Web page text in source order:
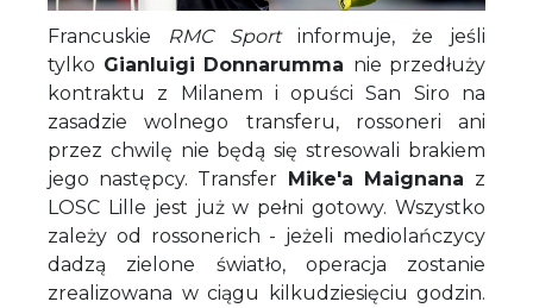
Francuskie RMC Sport informuje, że jeśli
tylko Gianluigi Donnarumma nie przedłuży
kontraktu z Milanem i opuści San Siro na
zasadzie wolnego transferu, rossoneri ani
przez chwilę nie będą się stresowali brakiem
jego następcy. Transfer Mike'a Maignana z
LOSC Lille jest już w pełni gotowy. Wszystko
zależy od rossonerich - jeżeli mediolańczycy
dadzą zielone światło, operacja zostanie
zrealizowana w ciągu kilkudziesięciu godzin.